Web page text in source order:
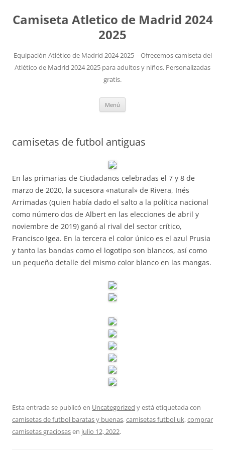
Camiseta Atletico de Madrid 2024
2025
Equipación Atlético de Madrid 2024 2025 – Ofrecemos camiseta del
Atlético de Madrid 2024 2025 para adultos y niños. Personalizadas
gratis.
Menú
camisetas de futbol antiguas
En las primarias de Ciudadanos celebradas el 7 y 8 de
marzo de 2020, la sucesora «natural» de Rivera, Inés
Arrimadas (quien había dado el salto a la política nacional
como número dos de Albert en las elecciones de abril y
noviembre de 2019) ganó al rival del sector crítico,
Francisco Igea. En la tercera el color único es el azul Prusia
y tanto las bandas como el logotipo son blancos, así como
un pequeño detalle del mismo color blanco en las mangas.
Esta entrada se publicó en Uncategorized y está etiquetada con
camisetas de futbol baratas y buenas,camisetas futbol uk,comprar
camisetas graciosasen julio 12, 2022.